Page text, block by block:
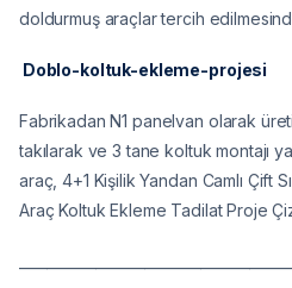
doldurmuş araçlar tercih
Doblo-koltuk-ekleme-projesi
Fabrikadan N1 panelvan olarak
takılarak ve 3 tane koltuk montajı
araç, 4+1 Kişilik Yandan Camlı Çift
Araç Koltuk Ekleme Tadilat Proje